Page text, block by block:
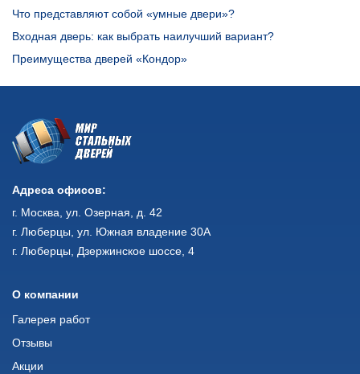
Что представляют собой «умные двери»?
Входная дверь: как выбрать наилучший вариант?
Преимущества дверей «Кондор»
Адреса офисов:
г. Москва, ул. Озерная, д. 42
г. Люберцы, ул. Южная владение 30А
г. Люберцы, Дзержинское шоссе, 4
О компании
Галерея работ
Отзывы
Акции